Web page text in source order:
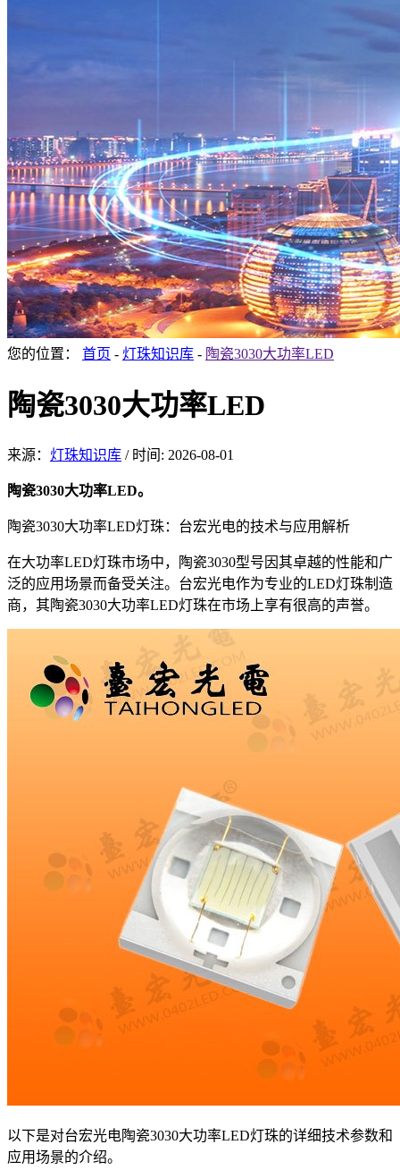
您的位置： 首页 - 灯珠知识库 - 陶瓷3030大功率LED
陶瓷3030大功率LED
来源： 灯珠知识库 / 时间: 2026-08-01
陶瓷3030大功率LED。
陶瓷3030大功率LED灯珠：台宏光电的技术与应用解析
在大功率LED灯珠市场中，陶瓷3030型号因其卓越的性能和广
泛的应用场景而备受关注。台宏光电作为专业的LED灯珠制造
商，其陶瓷3030大功率LED灯珠在市场上享有很高的声誉。
以下是对台宏光电陶瓷3030大功率LED灯珠的详细技术参数和
应用场景的介绍。